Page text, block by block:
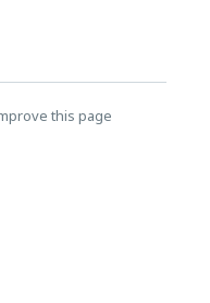
this page